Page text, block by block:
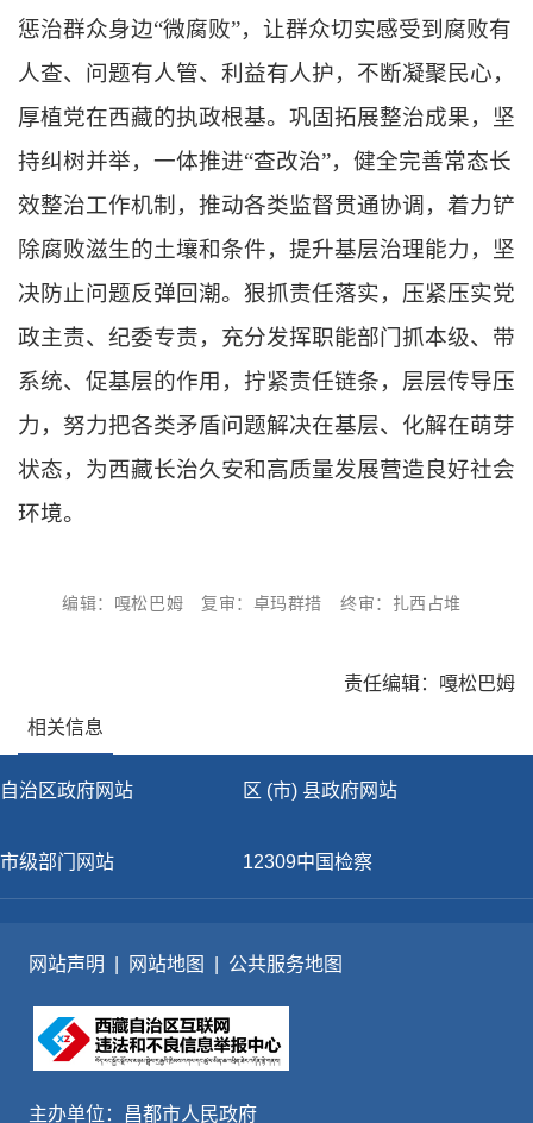
惩治群众身边“微腐败”，让群众切实感受到腐败有
人查、问题有人管、利益有人护，不断凝聚民心，
厚植党在西藏的执政根基。 巩固拓展整治成果， 坚
持纠树并举，一体推进“查改治”，健全完善常态长
效整治工作机制，推动各类监督贯通协调，着力铲
除腐败滋生的土壤和条件，提升基层治理能力，坚
决防止问题反弹回潮。 狠抓责任落实， 压紧压实党
政主责、纪委专责，充分发挥职能部门抓本级、带
系统、促基层的作用，拧紧责任链条，层层传导压
力，努力把各类矛盾问题解决在基层、化解在萌芽
状态，为西藏长治久安和高质量发展营造良好社会
环境。
编辑：嘎松巴姆 复审：卓玛群措 终审：扎西占堆
责任编辑：嘎松巴姆
相关信息
自治区政府网站 区 (市) 县政府网站
市级部门网站 12309中国检察
网站声明 网站地图 公共服务地图
主办单位：昌都市人民政府